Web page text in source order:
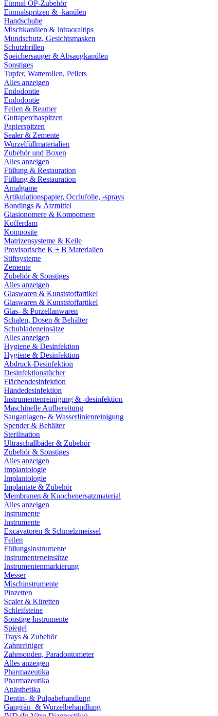
Einmal OP-Zubehör
Einmalspritzen & -kanülen
Handschuhe
Mischkanülen & Intraoraltips
Mundschutz, Gesichtsmasken
Schutzbrillen
Speichersauger & Absaugkanülen
Sonstiges
Tupfer, Watterollen, Pellets
Alles anzeigen
Endodontie
Endodontie
Feilen & Reamer
Guttaperchaspitzen
Papierspitzen
Sealer & Zemente
Wurzelfüllmaterialien
Zubehör und Boxen
Alles anzeigen
Füllung & Restauration
Füllung & Restauration
Amalgame
Artikulationspapier, Occlufolie, -sprays
Bondings & Ätzmittel
Glasionomere & Kompomere
Kofferdam
Komposite
Matrizensysteme & Keile
Provisorische K + B Materialien
Stiftsysteme
Zemente
Zubehör & Sonstiges
Alles anzeigen
Glaswaren & Kunststoffartikel
Glaswaren & Kunststoffartikel
Glas- & Porzellanwaren
Schalen, Dosen & Behälter
Schubladeneinsätze
Alles anzeigen
Hygiene & Desinfektion
Hygiene & Desinfektion
Abdruck-Desinfektion
Desinfektionstücher
Flächendesinfektion
Händedesinfektion
Instrumentenreinigung & -desinfektion
Maschinelle Aufbereitung
Sauganlagen- & Wasserlinienreinigung
Spender & Behälter
Sterilisation
Ultraschallbäder & Zubehör
Zubehör & Sonstiges
Alles anzeigen
Implantologie
Implantologie
Implantate & Zubehör
Membranen & Knochenersatzmaterial
Alles anzeigen
Instrumente
Instrumente
Excavatoren & Schmelzmeissel
Feilen
Füllungsinstrumente
Instrumenteneinsätze
Instrumentenmarkierung
Messer
Mischinstrumente
Pinzetten
Scaler & Küretten
Schleifsteine
Sonstige Instrumente
Spiegel
Trays & Zubehör
Zahnreiniger
Zahnsonden, Paradontometer
Alles anzeigen
Pharmazeutika
Pharmazeutika
Anästhetika
Dentin- & Pulpabehandlung
Gangrän- & Wurzelbehandlung